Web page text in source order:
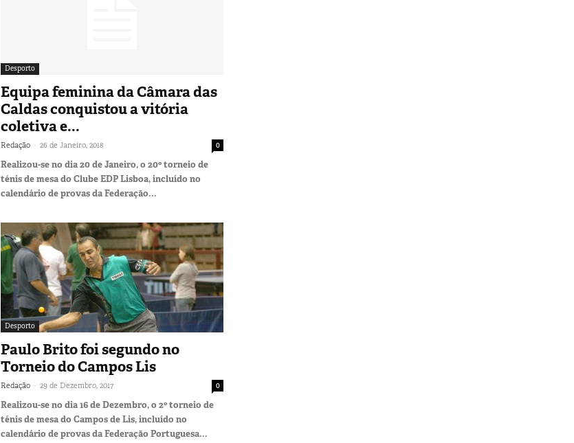
Desporto
Equipa feminina da Câmara das
Caldas conquistou a vitória
coletiva e...
Redação - 26 de Janeiro, 2018 0
Realizou-se no dia 20 de Janeiro, o 20º torneio de
ténis de mesa do Clube EDP Lisboa, incluído no
calendário de provas da Federação...
Desporto
Paulo Brito foi segundo no
Torneio do Campos Lis
Redação - 29 de Dezembro, 2017 0
Realizou-se no dia 16 de Dezembro, o 2º torneio de
ténis de mesa do Campos de Lis, incluído no
calendário de provas da Federação Portuguesa...